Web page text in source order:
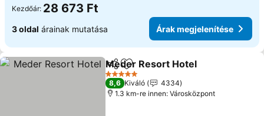
Kezdőár: 28 673 Ft
3 oldal árainak mutatása Árak megjelenítése
Megosztás
Hozzáadás a kedvencekhez
Meder Resort Hotel
5 Kategória
8,6 Kiváló
4334
1.3 km-re innen: Városközpont